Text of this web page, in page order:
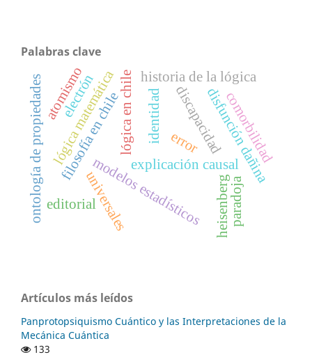
Palabras clave
filosofía en chilelógica en chile identidad
lógica matemática historia de la lógica
modelos estadísticos
error
explicación causaldisfunción dañina
discapacidadcomorbilidad
universales
electrón
atomismo
heisenberg
ontología de propiedades editorial paradoja
Artículos más leídos
Panprotopsiquismo Cuántico y las Interpretaciones de la
Mecánica Cuántica
133